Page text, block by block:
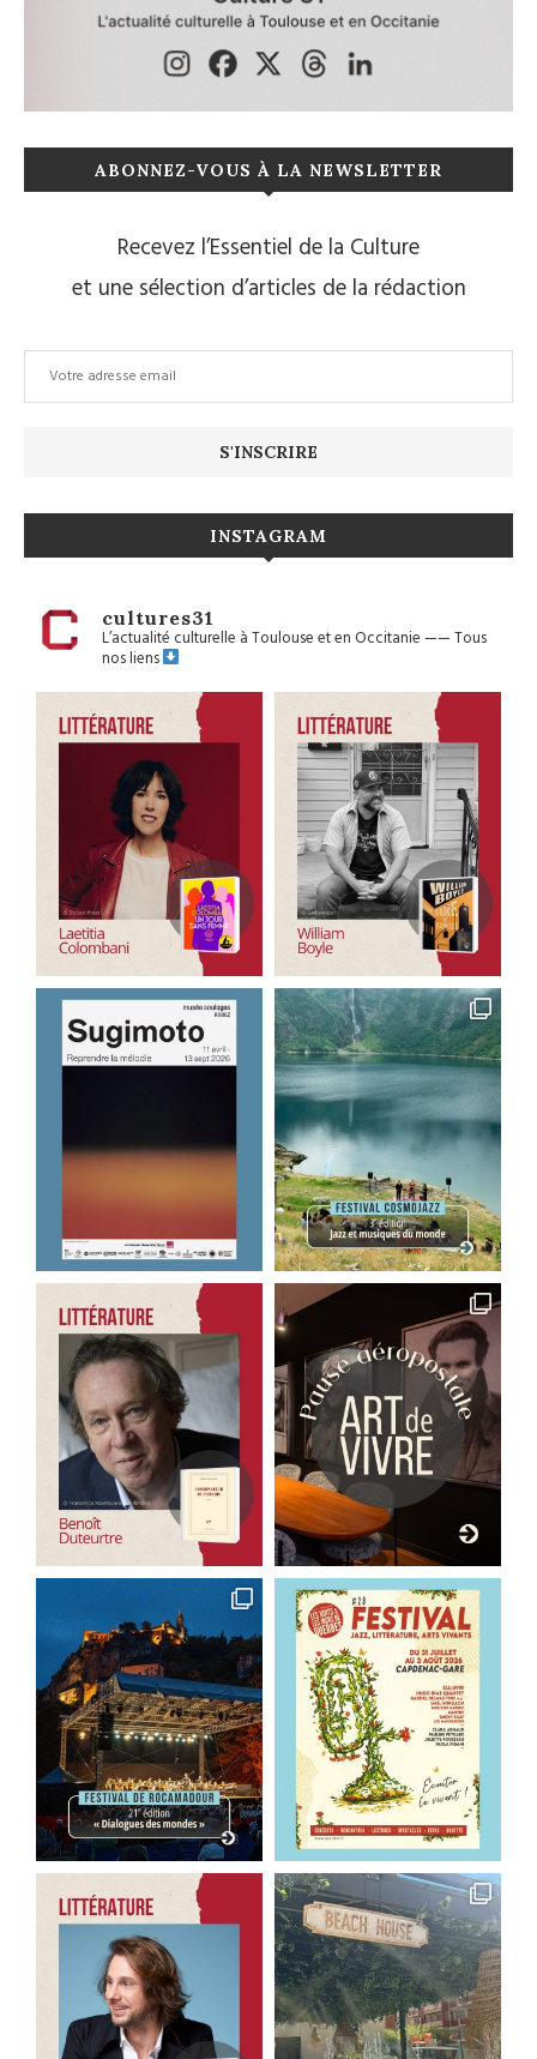
ABONNEZ-VOUS À LA NEWSLETTER
Recevez l’Essentiel de la Culture
et une sélection d’articles de la rédaction
INSTAGRAM
cultures31
L’actualité culturelle à Toulouse et en Occitanie——Tous
nos liens